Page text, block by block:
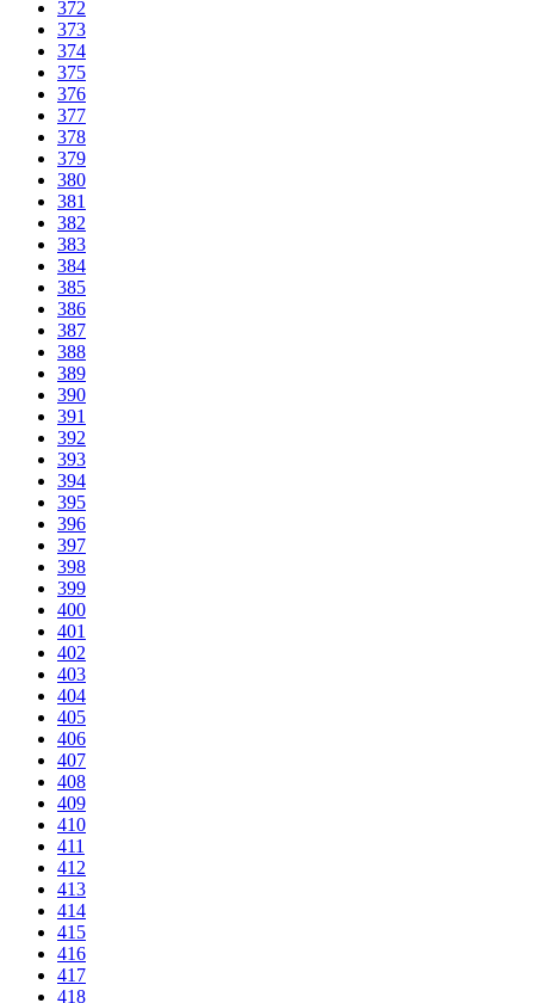
372
373
374
375
376
377
378
379
380
381
382
383
384
385
386
387
388
389
390
391
392
393
394
395
396
397
398
399
400
401
402
403
404
405
406
407
408
409
410
411
412
413
414
415
416
417
418